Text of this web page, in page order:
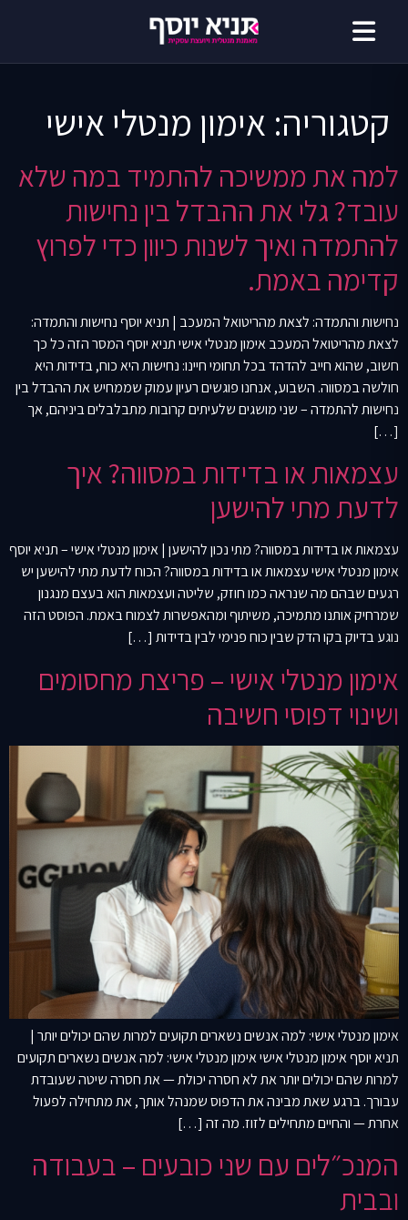
קטגוריה: אימון מנטלי אישי
למה את ממשיכה להתמיד במה שלא
עובד? גלי את ההבדל בין נחישות
להתמדה ואיך לשנות כיוון כדי לפרוץ
קדימה באמת.
נחישות והתמדה: לצאת מהריטואל המעכב | תניא יוסף נחישות והתמדה:
לצאת מהריטואל המעכב אימון מנטלי אישי תניא יוסף המסר הזה כל כך
חשוב, שהוא חייב להדהד בכל תחומי חיינו: נחישות היא כוח, בדידות היא
חולשה במסווה. השבוע, אנחנו פוגשים רעיון עמוק שממחיש את ההבדל בין
נחישות להתמדה – שני מושגים שלעיתים קרובות מתבלבלים ביניהם, אך
[…]
עצמאות או בדידות במסווה? איך
לדעת מתי להישען
עצמאות או בדידות במסווה? מתי נכון להישען | אימון מנטלי אישי – תניא יוסף
אימון מנטלי אישי עצמאות או בדידות במסווה? הכוח לדעת מתי להישען יש
רגעים שבהם מה שנראה כמו חוזק, שליטה ועצמאות הוא בעצם מנגנון
שמרחיק אותנו מתמיכה, משיתוף ומהאפשרות לצמוח באמת. הפוסט הזה
נוגע בדיוק בקו הדק שבין כוח פנימי לבין בדידות […]
אימון מנטלי אישי – פריצת מחסומים
ושינוי דפוסי חשיבה
אימון מנטלי אישי: למה אנשים נשארים תקועים למרות שהם יכולים יותר |
תניא יוסף אימון מנטלי אישי אימון מנטלי אישי: למה אנשים נשארים תקועים
למרות שהם יכולים יותר את לא חסרה יכולת — את חסרה שיטה שעובדת
עבורך. ברגע שאת מבינה את הדפוס שמנהל אותך, את מתחילה לפעול
אחרת — והחיים מתחילים לזוז. מה זה […]
המנכ״לים עם שני כובעים – בעבודה
ובבית